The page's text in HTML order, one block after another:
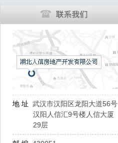
地 址 武汉市汉阳区龙阳大道56号
汉阳人信汇9号楼人信大厦
29层